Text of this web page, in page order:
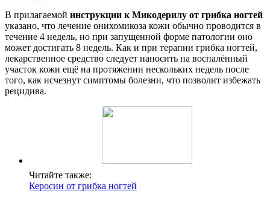
В прилагаемой инструкции к Микодерилу от грибка ногтей
указано, что лечение онихомикоза кожи обычно проводится в
течение 4 недель, но при запущенной форме патологии оно
может достигать 8 недель. Как и при терапии грибка ногтей,
лекарственное средство следует наносить на воспалённый
участок кожи ещё на протяжении нескольких недель после
того, как исчезнут симптомы болезни, что позволит избежать
рецидива.
Читайте также:
Керосин от грибка ногтей